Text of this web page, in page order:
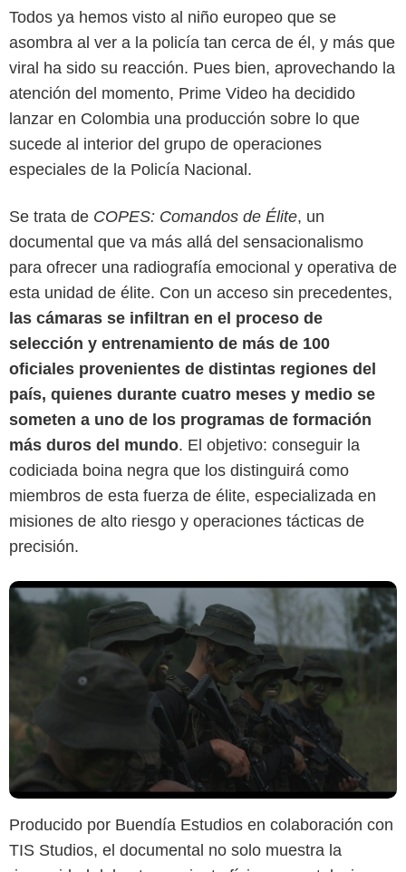
Todos ya hemos visto al niño europeo que se
asombra al ver a la policía tan cerca de él, y más que
viral ha sido su reacción. Pues bien, aprovechando la
atención del momento, Prime Video ha decidido
lanzar en Colombia una producción sobre lo que
sucede al interior del grupo de operaciones
especiales de la Policía Nacional.
Se trata de COPES: Comandos de Élite, un
documental que va más allá del sensacionalismo
para ofrecer una radiografía emocional y operativa de
esta unidad de élite. Con un acceso sin precedentes,
las cámaras se infiltran en el proceso de
selección y entrenamiento de más de 100
oficiales provenientes de distintas regiones del
país, quienes durante cuatro meses y medio se
someten a uno de los programas de formación
más duros del mundo. El objetivo: conseguir la
codiciada boina negra que los distinguirá como
miembros de esta fuerza de élite, especializada en
misiones de alto riesgo y operaciones tácticas de
precisión.
Prime Video
Producido por Buendía Estudios en colaboración con
TIS Studios, el documental no solo muestra la